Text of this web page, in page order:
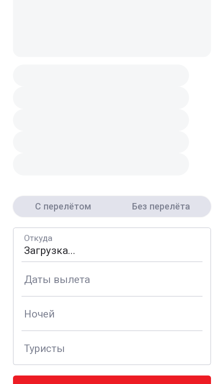
С перелётом Без перелёта
Откуда
Даты вылета
Ночей
Туристы